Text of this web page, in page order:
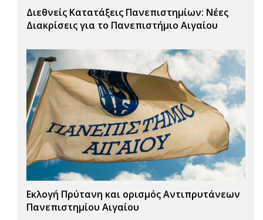
Διεθνείς Κατατάξεις Πανεπιστημίων: Νέες
Διακρίσεις για το Πανεπιστήμιο Αιγαίου
Εκλογή Πρύτανη και ορισμός Αντιπρυτάνεων
Πανεπιστημίου Αιγαίου